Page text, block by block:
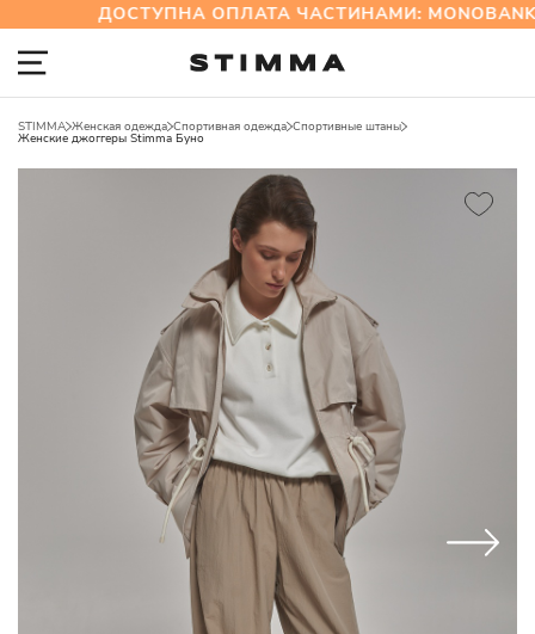
ДОСТУПНА ОПЛАТА ЧАСТИНАМИ:
STIMMA Женская одежда Спортивная одежда Спортивные штаны
Женские джоггеры Stimma Буно